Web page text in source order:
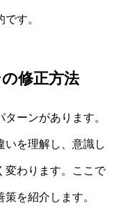
す。
修正方法
ーンがあります。
いを理解し、意識し
変わります。ここで
を紹介します。